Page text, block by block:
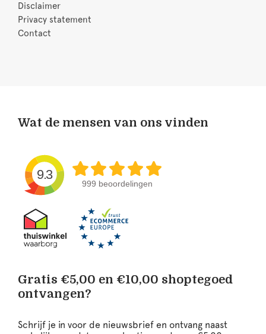
Disclaimer
Privacy statement
Contact
Wat de mensen van ons vinden
9.3
999 beoordelingen
Gratis €5,00 en €10,00 shoptegoed
ontvangen?
Schrijf je in voor de nieuwsbrief en ontvang naast